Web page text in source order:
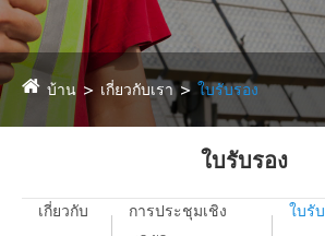
บ้าน เกี่ยวกับเรา ใบรับรอง
ใบรับรอง
เกี่ยวกับ
การประชุมเชิง
ใบรับ